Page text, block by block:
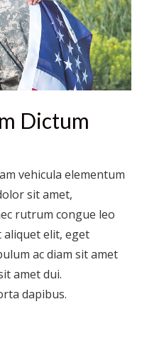
Dictum
vehicula elementum
sit amet,
rutrum congue leo
aliquet elit, eget
ac diam sit amet
amet dui.
dapibus.